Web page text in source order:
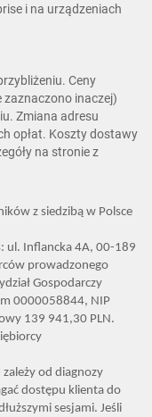
i na urządzeniach
Ceny
zaznaczono inaczej)
Zmiana adresu
opłat. Koszty dostawy
na stronie z
z siedzibą w Polsce
ul. Inflancka 4A, 00-189
prowadzonego
Gospodarczy
0000058844, NIP
139 941,30 PLN.
od diagnozy
dostępu klienta do
sesjami. Jeśli